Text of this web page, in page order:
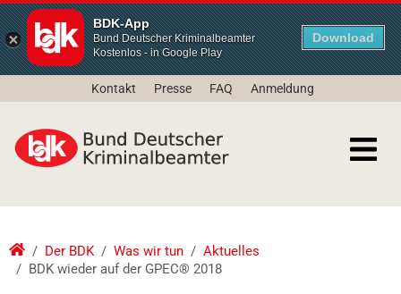
BDK-App
Bund Deutscher Kriminalbeamter
Kostenlos - in Google Play
Download
Kontakt Presse FAQ Anmeldung
Der BDK Was wir tun
Aktuelles
BDK wieder auf der GPEC® 2018